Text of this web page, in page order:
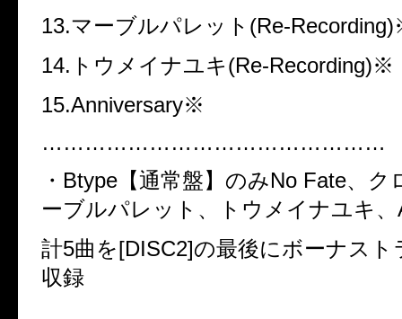
13.マーブルパレット (Re-Recording)
14. トウメイナユキ(Re-Recording)※
15.Anniversary※
…………………………………………
・ Btype 【通常盤】のみNo Fate、ク
ーブルパレット、トウメイナユキ、
計5曲を[DISC2]の最後にボーナスト
収録